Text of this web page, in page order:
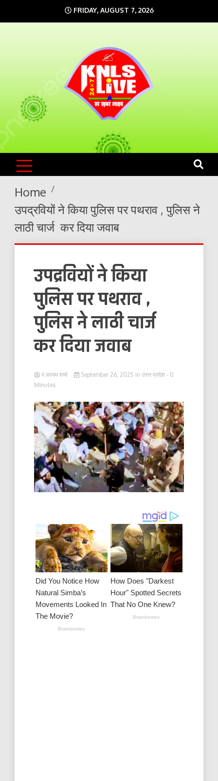
to
FRIDAY, AUGUST 7, 2026
KNLS LIVE
India`s No.1 News Portal
Home
उपद्रवियों ने किया पुलिस पर पथराव , पुलिस ने
लाठी चार्ज कर दिया जवाब
उपद्रवियों ने किया
पुलिस पर पथराव ,
पुलिस ने लाठी चार्ज
कर दिया जवाब
पं.सत्यम शर्मा September 26, 2025 in उत्तर प्रदेश - 0
Minutes